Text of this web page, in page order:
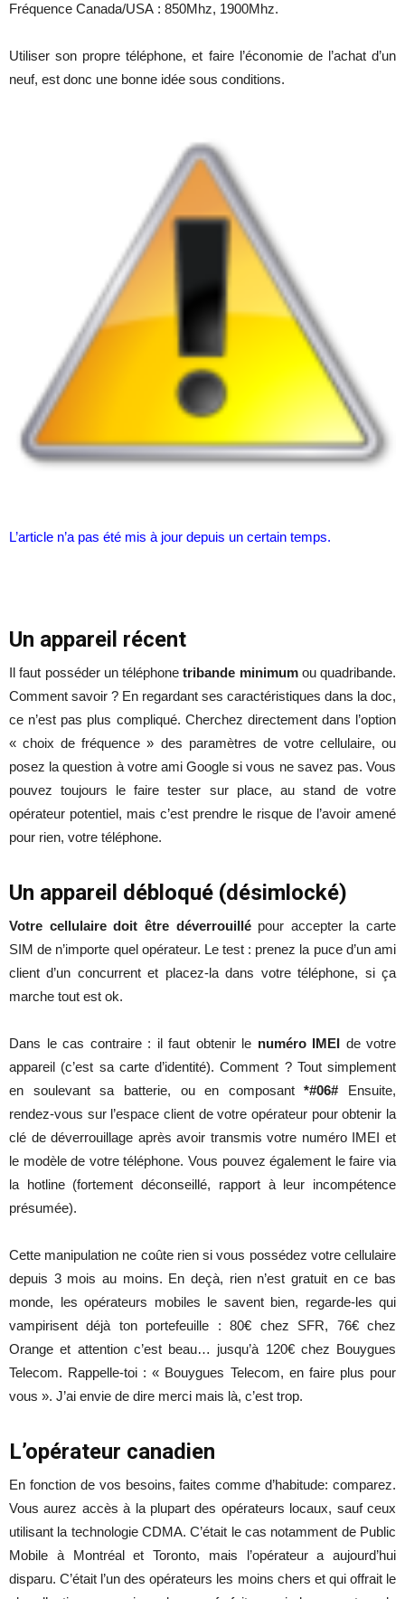
Fréquence Canada/USA : 850Mhz, 1900Mhz.
Utiliser son propre téléphone, et faire l’économie de l’achat d’un
neuf, est donc une bonne idée sous conditions.
L’article n’a pas été mis à jour depuis un certain temps.
Un appareil récent
Il faut posséder un téléphonetribande minimumou quadribande.
Comment savoir ? En regardant ses caractéristiques dans la doc,
ce n’est pas plus compliqué. Cherchez directement dans l’option
« choix de fréquence » des paramètres de votre cellulaire, ou
posez la question à votre ami Google si vous ne savez pas. Vous
pouvez toujours le faire tester sur place, au stand de votre
opérateur potentiel, mais c’est prendre le risque de l’avoir amené
pour rien, votre téléphone.
Un appareil débloqué (désimlocké)
Votre cellulaire doit être déverrouillépour accepter la carte
SIM de n’importe quel opérateur. Le test : prenez la puce d’un ami
client d’un concurrent et placez-la dans votre téléphone, si ça
marche tout est ok.
Dans le cas contraire : il faut obtenir le numéro IMEI de votre
appareil (c’est sa carte d’identité). Comment ? Tout simplement
en soulevant sa batterie, ou en composant*#06# Ensuite,
rendez-vous sur l’espace client de votre opérateur pour obtenir la
clé de déverrouillage après avoir transmis votre numéro IMEI et
le modèle de votre téléphone. Vous pouvez également le faire via
la hotline (fortement déconseillé, rapport à leur incompétence
présumée).
Cette manipulation ne coûte rien si vous possédez votre cellulaire
depuis 3 mois au moins. En deçà, rien n’est gratuit en ce bas
monde, les opérateurs mobiles le savent bien, regarde-les qui
vampirisent déjà ton portefeuille : 80€ chez SFR, 76€ chez
Orange et attention c’est beau… jusqu’à 120€ chez Bouygues
Telecom. Rappelle-toi : « Bouygues Telecom, en faire plus pour
vous ». J’ai envie de dire merci mais là, c’est trop.
L’opérateur canadien
En fonction de vos besoins, faites comme d’habitude: comparez.
Vous aurez accès à la plupart des opérateurs locaux, sauf ceux
utilisant la technologie CDMA. C’était le cas notamment de Public
Mobile à Montréal et Toronto, mais l’opérateur a aujourd’hui
disparu. C’était l’un des opérateurs les moins chers et qui offrait le